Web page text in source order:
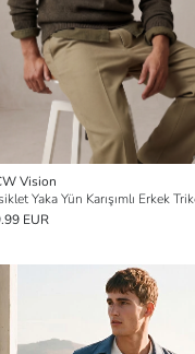
Vision
Yaka Yün Karışımlı Erkek
EUR